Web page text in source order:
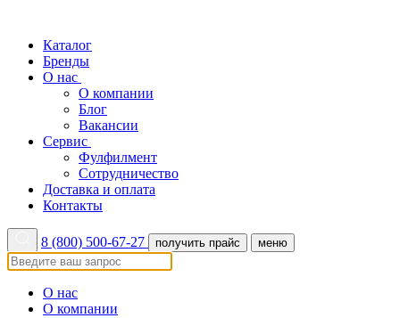
Каталог
Бренды
О нас
О компании
Блог
Вакансии
Сервис
Фулфилмент
Сотрудничество
Доставка и оплата
Контакты
8 (800) 500-67-27 получить прайс меню
О нас
О компании